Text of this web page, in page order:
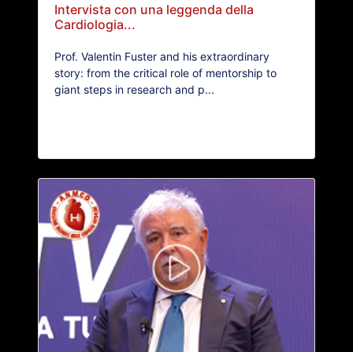
Intervista con una leggenda della
Cardiologia...
Prof. Valentin Fuster and his extraordinary
story: from the critical role of mentorship to
giant steps in research and p...